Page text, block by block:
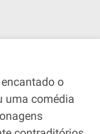
o
uma comédia